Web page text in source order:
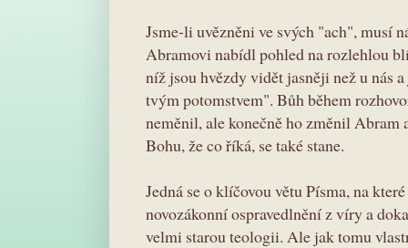
Jsme-li uvězněni ve svých "ach", musí
Abramovi nabídl pohled na rozlehlou
níž jsou hvězdy vidět jasněji než u nás
tvým potomstvem". Bůh během
neměnil, ale konečně ho změnil Abram
Bohu, že co říká, se také stane.
Jedná se o klíčovou větu Písma, na
novozákonní ospravedlnění z víry a
velmi starou teologii. Ale jak tomu